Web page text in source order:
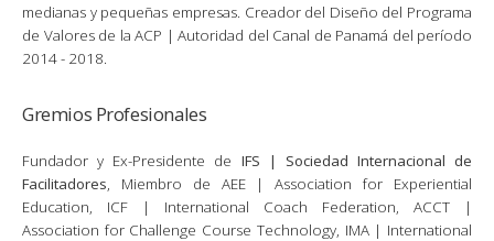
medianas y pequeñas empresas. Creador del Diseño del Programa
de Valores de la ACP | Autoridad del Canal de Panamá del período
2014 - 2018.
Gremios Profesionales
Fundador y Ex-Presidente de IFS | Sociedad Internacional de
Facilitadores, Miembro de AEE | Association for Experiential
Education, ICF | International Coach Federation, ACCT |
Association for Challenge Course Technology, IMA | International